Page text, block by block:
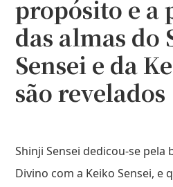
propósito e a
das almas do
Sensei e da
são revelados
Shinji Sensei dedicou-se pela
Divino com a Keiko Sensei, e